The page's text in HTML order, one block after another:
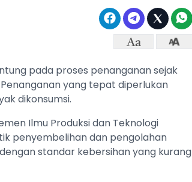
pada proses penanganan sejak
yang tepat diperlukan
dikonsumsi.
Ilmu Produksi dan Teknologi
penyembelihan dan pengolahan
standar kebersihan yang kurang